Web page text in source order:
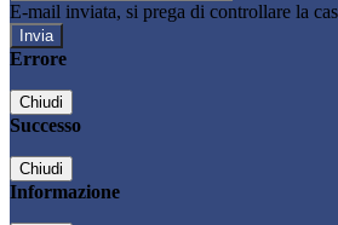
E-mail inviata, si prega di controllare la
Errore
Chiudi
Successo
Chiudi
Informazione